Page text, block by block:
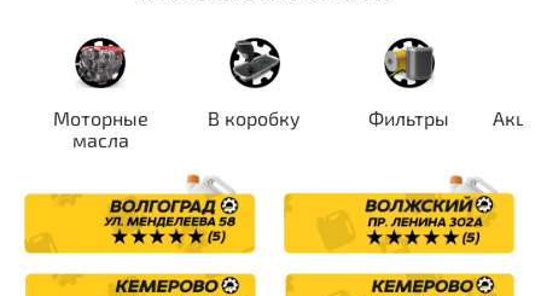
Моторные
масла
В коробку Фильтры